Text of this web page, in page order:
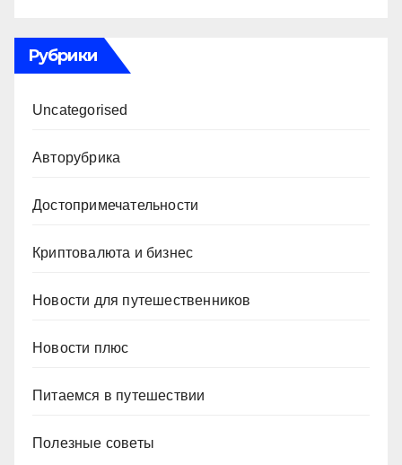
Рубрики
Uncategorised
Авторубрика
Достопримечательности
Криптовалюта и бизнес
Новости для путешественников
Новости плюс
Питаемся в путешествии
Полезные советы